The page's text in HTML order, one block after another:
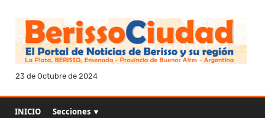
23 de Octubre de 2024
INICIO Secciones ▼